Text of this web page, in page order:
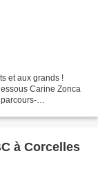
et aux grands !
Carine Zonca
à Corcelles